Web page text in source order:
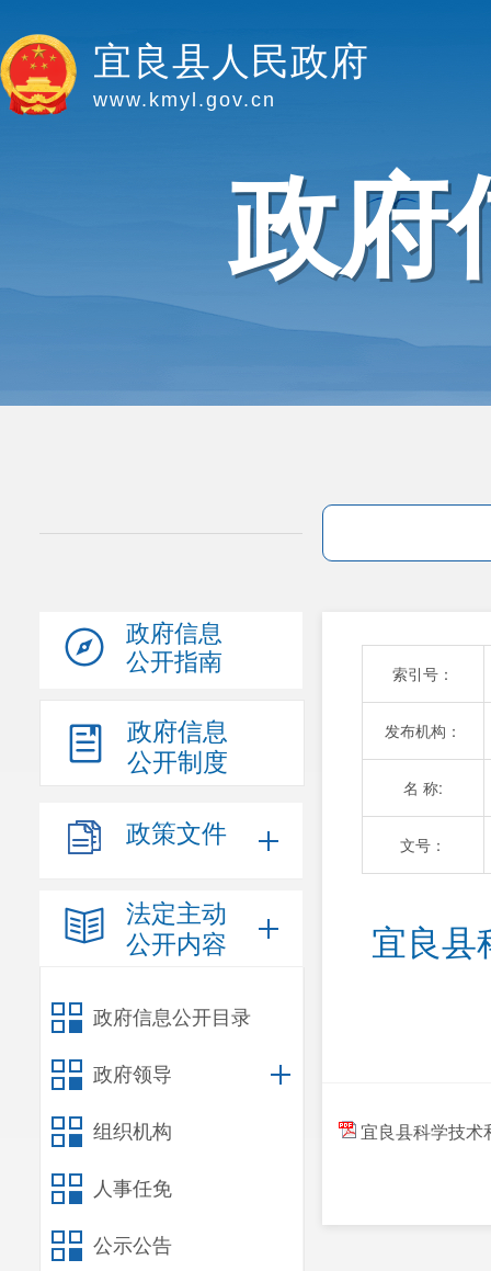
宜良县人民政府
www.kmyl.gov.cn
政府
政府信息
公开指南
政府信息
公开制度
政策文件
法定主动
公开内容
政府信息公开目录
政府领导
组织机构
人事任免
公示公告
索引号：
发布机构：
名 称:
文号：
宜良县
宜良县科学技术